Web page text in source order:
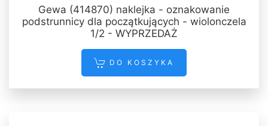
Gewa (414870) naklejka - oznakowanie
podstrunnicy dla początkujących - wiolonczela
1/2 - WYPRZEDAŻ
DO KOSZYKA